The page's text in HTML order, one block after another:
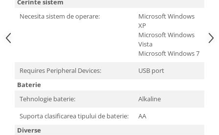
Cerinte sistem
Necesita sistem de operare:
Microsoft Windows
XP
Microsoft Windows
Vista
Microsoft Windows 7
Requires Peripheral Devices:
USB port
Baterie
Tehnologie baterie:
Alkaline
Suporta clasificarea tipului de baterie:
AA
Diverse